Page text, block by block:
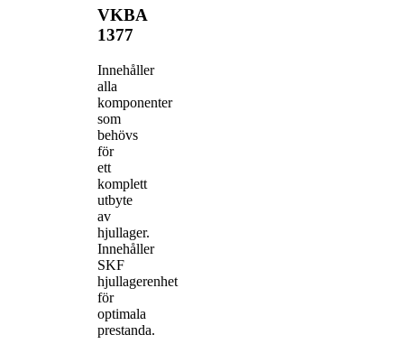
VKBA
1377
Innehåller
alla
komponenter
som
behövs
för
ett
komplett
utbyte
av
hjullager.
Innehåller
SKF
hjullagerenhet
för
optimala
prestanda.